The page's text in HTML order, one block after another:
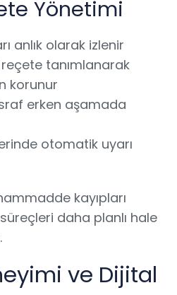
Yönetimi
anlık olarak izlenir
tanımlanarak
korunur
erken aşamada
otomatik uyarı
kayıpları
daha planlı hale
ve Dijital